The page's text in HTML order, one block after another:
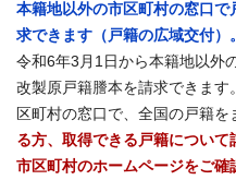
本籍地以外の市区町村の窓口
求できます（戸籍の広域交付）。
令和6年3月1日から本籍地以外
改製原戸籍謄本を請求できま
区町村の窓口で、全国の戸籍を
る方、取得できる戸籍につい
市区町村のホームページをご確